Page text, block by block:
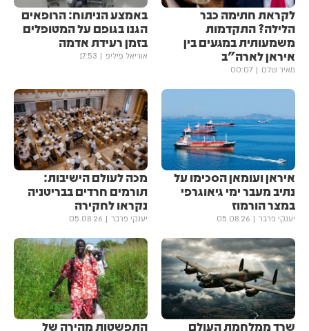
לקראת חתימה כבר
הלילה? התקדמות
משמעותית במגעים בין
איראן לארה"ב
מאיר שלם 00:07
באמצע הניתוח: הרופאים
הגנו בגופם על המטופלים
בזמן רעידת אדמה
אוריאל פיליפ 17:53
איראן ועומאן הסכימו על
נתיב מעבר ימי גיאוגרפי
במצר הורמוז
יענקי פרבר 05.08.26
מכה לעולם הישיבות:
תורמים חרדים בבריטניה
נקראו לחקירה
יענקי פרבר 05.08.26
שרד ממלחמת העולם
התפשטות מהירה של